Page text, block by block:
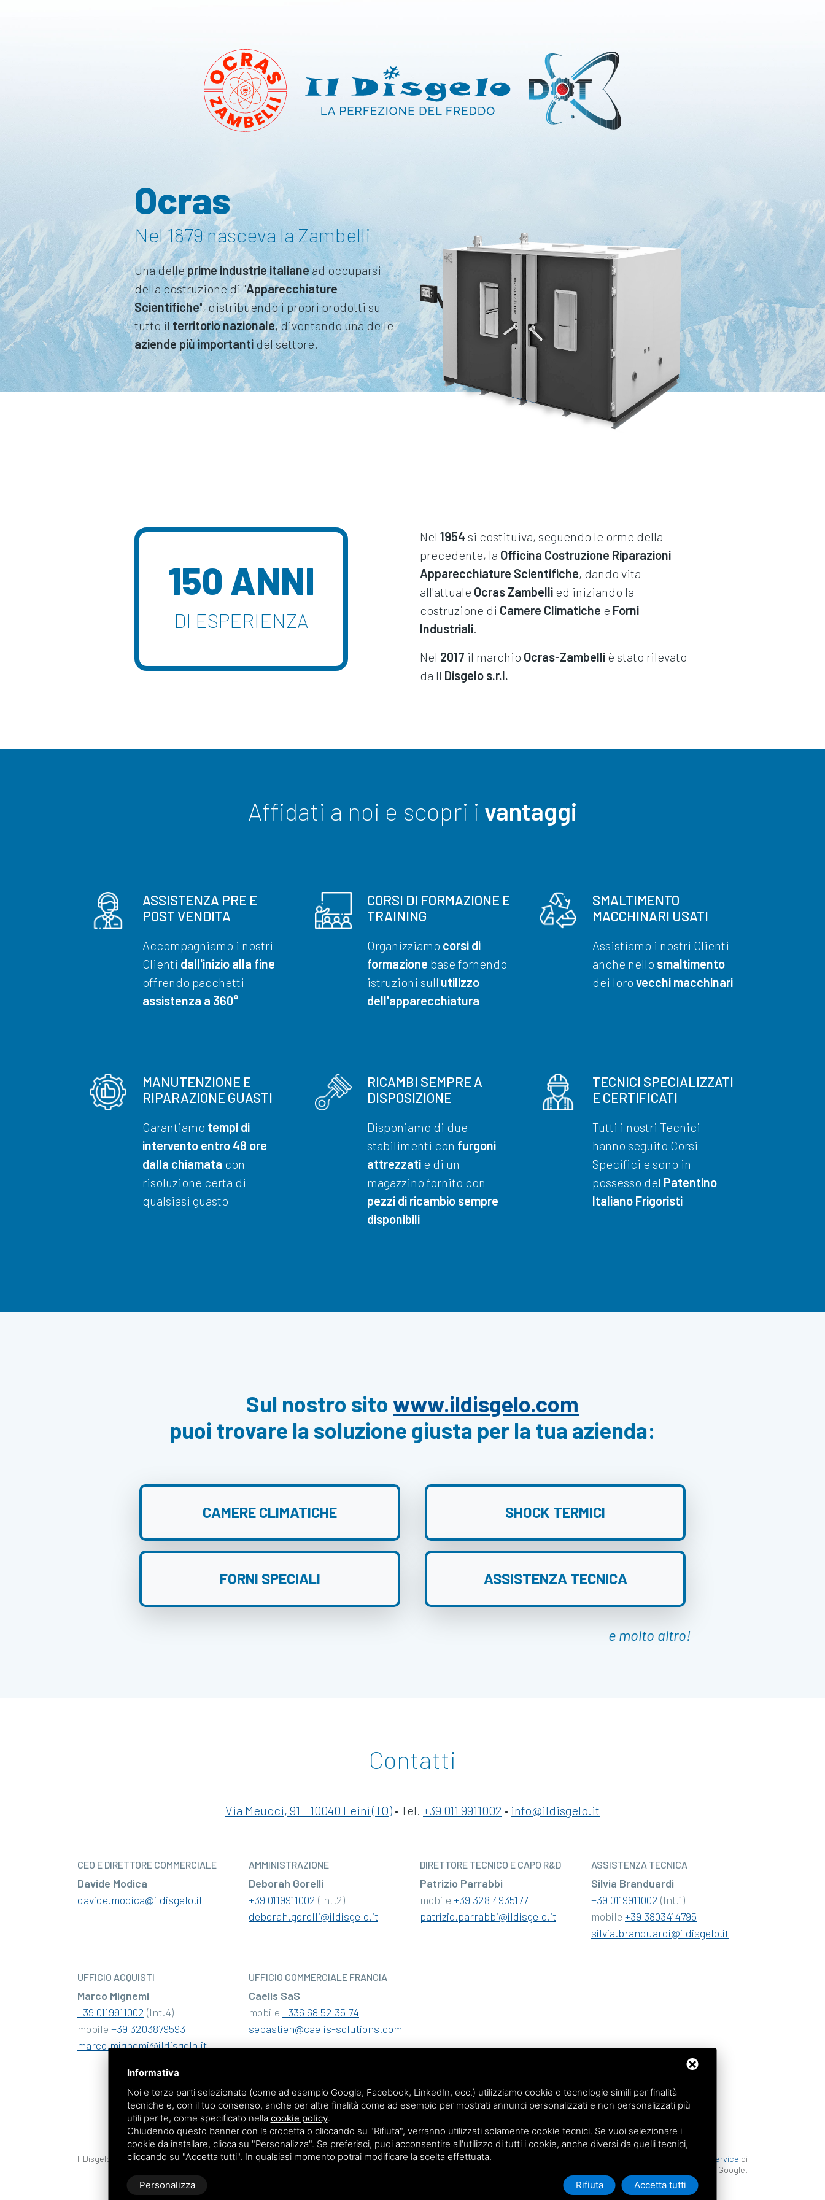
Ocras
Nel 1879 nasceva la Zambelli
Una delleprime industrie italianead occuparsi
della costruzione di "Apparecchiature
Scientifiche", distribuendo i propri prodotti su
tutto il territorio nazionale, diventando una delle
aziende più importantidel settore.
150 ANNI
DI ESPERIENZA
Nel 1954 si costituiva, seguendo le orme della
precedente, la Officina Costruzione Riparazioni
Apparecchiature Scientifiche, dando vita
all'attuale Ocras Zambelli ed iniziando la
costruzione di Camere Climatiche e Forni
Industriali.
Nel 2017 il marchio Ocras-Zambelli è stato rilevato
da Il Disgelo s.r.l.
Affidati a noi e scopri i vantaggi
ASSISTENZA PRE E
POST VENDITA
Accompagniamo i nostri
Clienti dall'inizio alla fine
offrendo pacchetti
assistenza a 360°
CORSI DI FORMAZIONE E
TRAINING
Organizziamo corsi di
formazione base fornendo
istruzioni sull'utilizzo
dell'apparecchiatura
SMALTIMENTO
MACCHINARI USATI
Assistiamo i nostri Clienti
anche nello smaltimento
dei loro vecchi macchinari
MANUTENZIONE E
RIPARAZIONE GUASTI
Garantiamo tempi di
intervento entro 48 ore
dalla chiamata con
risoluzione certa di
qualsiasi guasto
RICAMBI SEMPRE A
DISPOSIZIONE
Disponiamo di due
stabilimenti con furgoni
attrezzati e di un
magazzino fornito con
pezzi di ricambio sempre
disponibili
TECNICI SPECIALIZZATI
E CERTIFICATI
Tutti i nostri Tecnici
hanno seguito Corsi
Specifici e sono in
possesso del Patentino
Italiano Frigoristi
Sul nostro sito www.ildisgelo.com
puoi trovare la soluzione giusta per la tua azienda:
CAMERE CLIMATICHE SHOCK TERMICI
FORNI SPECIALI ASSISTENZA TECNICA
e molto altro!
Contatti
Via Meucci, 91 - 10040 Leinì (TO) • Tel. +39 011 9911002 • info@ildisgelo.it
CEO E DIRETTORE COMMERCIALE
Davide Modica
davide.modica@ildisgelo.it
AMMINISTRAZIONE
Deborah Gorelli
+39 0119911002 (Int.2)
deborah.gorelli@ildisgelo.it
DIRETTORE TECNICO E CAPO R&D
Patrizio Parrabbi
mobile +39 328 4935177
patrizio.parrabbi@ildisgelo.it
ASSISTENZA TECNICA
Silvia Branduardi
+39 0119911002 (Int.1)
mobile +39 3803414795
silvia.branduardi@ildisgelo.it
UFFICIO ACQUISTI
Marco Mignemi
+39 0119911002 (Int.4)
mobile +39 3203879593
marco.mignemi@ildisgelo.it
UFFICIO COMMERCIALE FRANCIA
Caelis SaS
mobile +336 68 52 35 74
sebastien@caelis-solutions.com
Il Disgelo Srl - P.IVA/C.F. 01120690076 Questo sito è protetto da Google reCAPTCHA v3, Terms of Service di
Google.
Informativa
Noi e terze parti selezionate (come ad esempio Google, Facebook, LinkedIn, ecc.) utilizziamo cookie o tecnologie simili per finalità
tecniche e, con il tuo consenso, anche per altre finalità come ad esempio per mostrati annunci personalizzati e non personalizzati più
utili per te, come specificato nella cookie policy.
Chiudendo questo banner con la crocetta o cliccando su "Rifiuta", verranno utilizzati solamente cookie tecnici. Se vuoi selezionare i
cookie da installare, clicca su "Personalizza". Se preferisci, puoi acconsentire all'utilizzo di tutti i cookie, anche diversi da quelli tecnici,
cliccando su "Accetta tutti". In qualsiasi momento potrai modificare la scelta effettuata.
Personalizza Rifiuta Accetta tutti